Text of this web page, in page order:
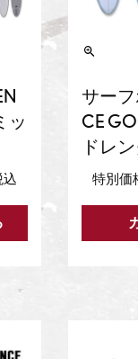
ッ
込
サーフ
CE
ドレ
特別価